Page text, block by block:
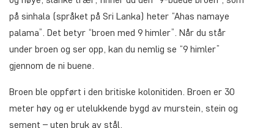
på sinhala (språket på Sri Lanka) heter “Ahas namaye
palama”. Det betyr “broen med 9 himler”. Når du står
under broen og ser opp, kan du nemlig se “9 himler”
gjennom de ni buene.
Broen ble oppført i den britiske kolonitiden. Broen er 30
meter høy og er utelukkende bygd av murstein, stein og
sement – uten bruk av stål.